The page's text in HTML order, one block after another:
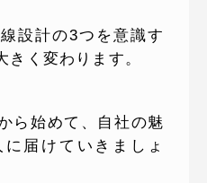
設計の3つを意識す
きく変わります。
ら始めて、自社の魅
届けていきましょ